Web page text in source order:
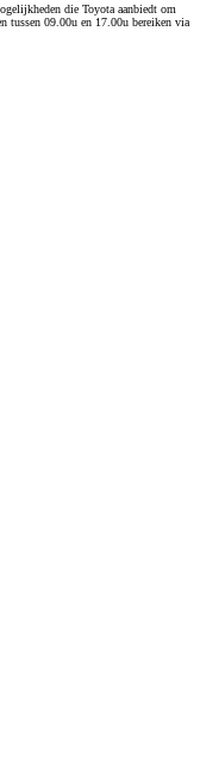
die Toyota aanbiedt om
tussen 09.00u en 17.00u bereiken via